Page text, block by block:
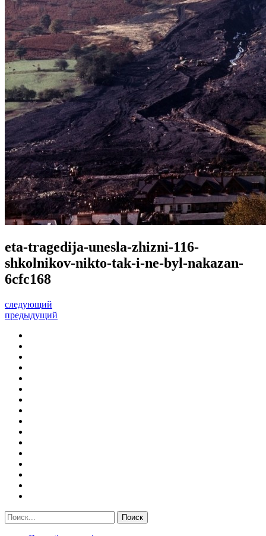
eta-tragedija-unesla-zhizni-116-
shkolnikov-nikto-tak-i-ne-byl-nakazan-
6cfc168
следующий
предыдущий